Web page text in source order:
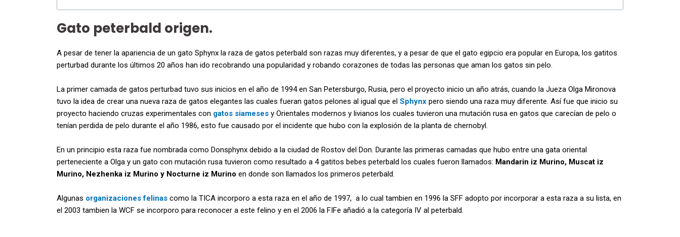
Gato peterbald origen.
A pesar de tener la apariencia de un gato Sphynx la raza de gatos peterbald son razas muy diferentes, y a pesar de que el gato egipcio era popular en Europa, los gatitos
perturbad durante los últimos 20 años han ido recobrando una popularidad y robando corazones de todas las personas que aman los gatos sin pelo.
La primer camada de gatos perturbad tuvo sus inicios en el año de 1994 en San Petersburgo, Rusia, pero el proyecto inicio un año atrás, cuando la Jueza Olga Mironova
tuvo la idea de crear una nueva raza de gatos elegantes las cuales fueran gatos pelones al igual que el Sphynx pero siendo una raza muy diferente. Así fue que inicio su
proyecto haciendo cruzas experimentales con gatos siameses y Orientales modernos y livianos los cuales tuvieron una mutación rusa en gatos que carecían de pelo o
tenían perdida de pelo durante el año 1986, esto fue causado por el incidente que hubo con la explosión de la planta de chernobyl.
En un principio esta raza fue nombrada como Donsphynx debido a la ciudad de Rostov del Don. Durante las primeras camadas que hubo entre una gata oriental
perteneciente a Olga y un gato con mutación rusa tuvieron como resultado a 4 gatitos bebes peterbald los cuales fueron llamados: Mandarin iz Murino, Muscat iz
Murino, Nezhenka iz Murino y Nocturne iz Murino en donde son llamados los primeros peterbald.
Algunas organizaciones felinas como la TICA incorporo a esta raza en el año de 1997, a lo cual tambien en 1996 la SFF adopto por incorporar a esta raza a su lista, en
el 2003 tambien la WCF se incorporo para reconocer a este felino y en el 2006 la FIFe añadió a la categoría IV al peterbald.